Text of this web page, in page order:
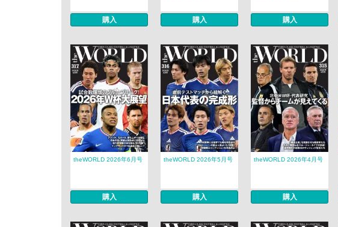
購入 購入 購入
theWORLD 2026年6月号
購入
theWORLD 2026年5月号
購入
theWORLD 2026年4月号
購入